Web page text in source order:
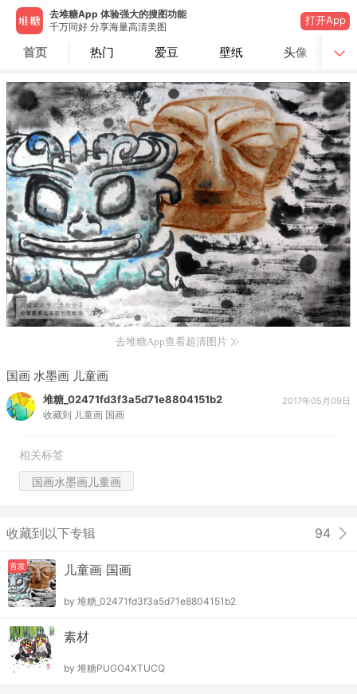
去堆糖App 体验强大的搜图功能
千万同好 分享海量高清美图
打开App
首页 热门 爱豆 壁纸 头像
去堆糖App查看超清图片
国画 水墨画 儿童画
堆糖_02471fd3f3a5d71e8804151b2
收藏到 儿童画 国画
2017年05月09日
相关标签
国画水墨画儿童画
收藏到以下专辑 94
首发 儿童画 国画
by 堆糖_02471fd3f3a5d71e8804151b2
素材
by 堆糖PUGO4XTUCQ